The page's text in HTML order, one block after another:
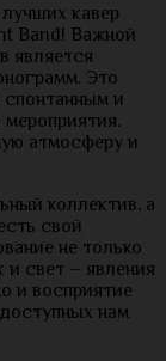
кавер
Band! Важной
является
Это
и
атмосферу и
коллектив, а
свой
не только
и свет – явления
и восприятие
нам